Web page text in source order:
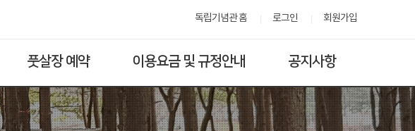
독립기념관 홈 로그인 회원가입
풋살장 예약 이용요금 및 규정안내 공지사항